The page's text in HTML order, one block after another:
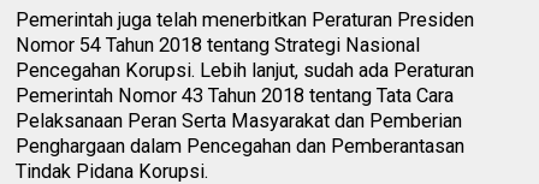
Pemerintah juga telah menerbitkan Peraturan Presiden
Nomor 54 Tahun 2018 tentang Strategi Nasional
Pencegahan Korupsi. Lebih lanjut, sudah ada Peraturan
Pemerintah Nomor 43 Tahun 2018 tentang Tata Cara
Pelaksanaan Peran Serta Masyarakat dan Pemberian
Penghargaan dalam Pencegahan dan Pemberantasan
Tindak Pidana Korupsi.